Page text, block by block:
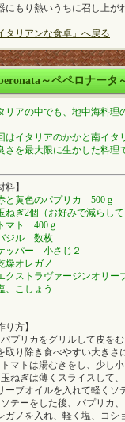
にもり熱いうちに召し上が
タリアンな食卓」へ戻る
～ペペロナータ
リアの中でも、地中海料理
はイタリアのかかと南イタ
さを最大限に生かした料理
料】
と黄色のパプリカ 500ｇ
ねぎ2個（お好みで減らし
マト 400ｇ
ジル 数枚
ッパー 小さじ２
燥オレガノ
クストラヴァージンオリー
、こしょう
り方】
パプリカをグリルして皮を
取り除き食べやすい大きさ
マトは湯むきをし、少し
ねぎは薄くスライスして
ーブオイルを入れて軽くソ
テーをした後、パプリカ
ガノを入れ、軽く塩、コシ